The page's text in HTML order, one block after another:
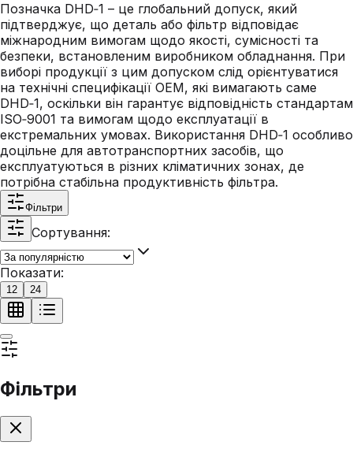
Позначка DHD‑1 – це глобальний допуск, який
підтверджує, що деталь або фільтр відповідає
міжнародним вимогам щодо якості, сумісності та
безпеки, встановленим виробником обладнання. При
виборі продукції з цим допуском слід орієнтуватися
на технічні специфікації OEM, які вимагають саме
DHD‑1, оскільки він гарантує відповідність стандартам
ISO‑9001 та вимогам щодо експлуатації в
екстремальних умовах. Використання DHD‑1 особливо
доцільне для автотранспортних засобів, що
експлуатуються в різних кліматичних зонах, де
потрібна стабільна продуктивність фільтра.
Фільтри
Сортування:
Показати:
12 24
Фільтри